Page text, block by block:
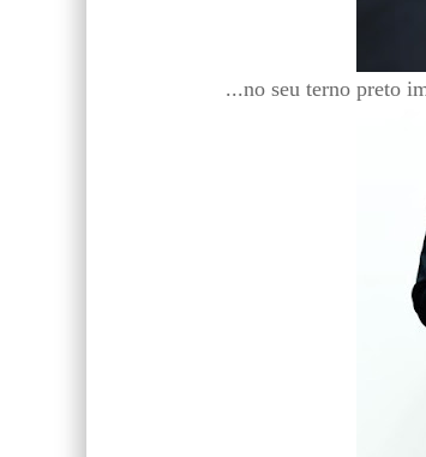
...no seu terno preto